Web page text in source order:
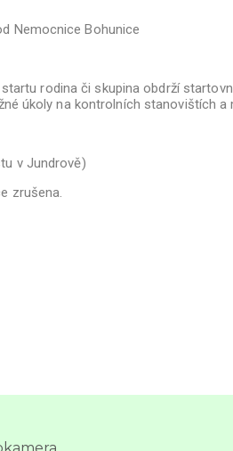
Nemocnice Bohunice
rodina či skupina obdrží
úkoly na kontrolních stanovištích
v Jundrově)
zrušena.